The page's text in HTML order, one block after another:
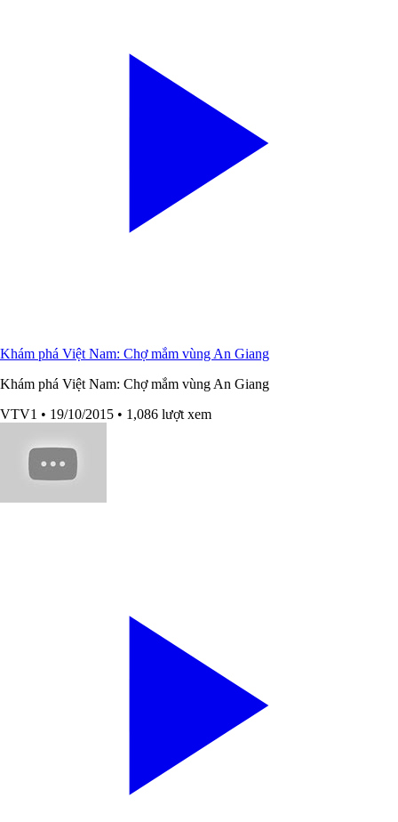
Khám phá Việt Nam: Chợ mắm vùng An Giang
Khám phá Việt Nam: Chợ mắm vùng An Giang
VTV1 • 19/10/2015 • 1,086 lượt xem